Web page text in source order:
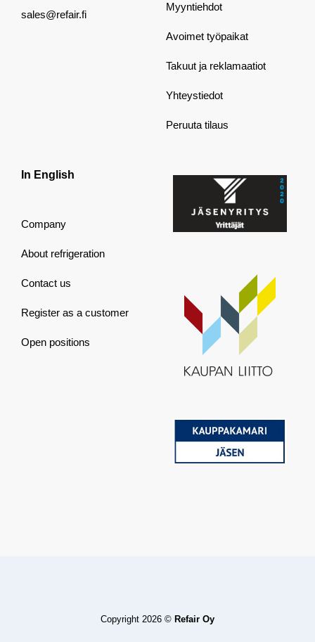
sales@refair.fi
Myyntiehdot
Avoimet työpaikat
Takuut ja reklamaatiot
Yhteystiedot
Peruuta tilaus
In English
Company
About refrigeration
Contact us
Register as a customer
Open positions
Copyright 2026 © Refair Oy